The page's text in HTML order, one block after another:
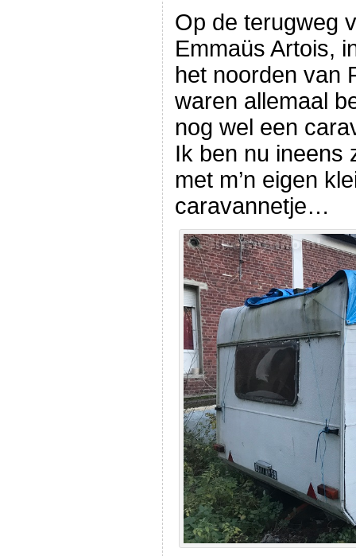
Op de terugweg
Emmaüs Artois,
het noorden van
waren allemaal
nog wel een
Ik ben nu ineens
met m’n eigen
caravannetje…